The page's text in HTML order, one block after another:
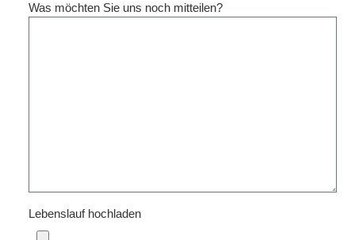
Was möchten Sie uns noch mitteilen?
Lebenslauf hochladen